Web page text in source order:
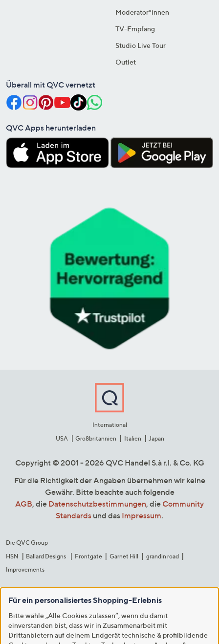
Moderator*innen
TV-Empfang
Studio Live Tour
Outlet
Überall mit QVC vernetzt
QVC Apps herunterladen
International
USA
Großbritannien Italien Japan
Copyright © 2001 - 2026 QVC Handel S.à r.l. & Co. KG
Für die Richtigkeit der Angaben übernehmen wir keine
Gewähr. Bitte beachte auch folgende
AGB, die Datenschutzbestimmungen, die Community
Standards und das Impressum.
Die QVC Group
HSN
Ballard Designs Frontgate Garnet Hill
grandin road
Improvements
Für ein personalisiertes Shopping-Erlebnis
Bitte wähle „Alle Cookies zulassen“, wenn du damit
einverstanden bist, dass wir in Zusammenarbeit mit
Drittanbietern auf deinem Endgerät technische & profilbildende